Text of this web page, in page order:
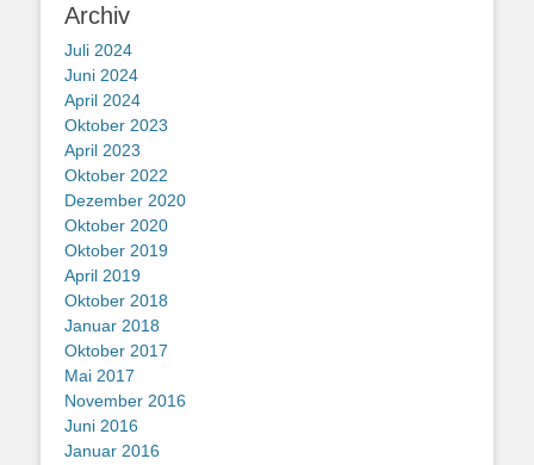
Archiv
Juli 2024
Juni 2024
April 2024
Oktober 2023
April 2023
Oktober 2022
Dezember 2020
Oktober 2020
Oktober 2019
April 2019
Oktober 2018
Januar 2018
Oktober 2017
Mai 2017
November 2016
Juni 2016
Januar 2016